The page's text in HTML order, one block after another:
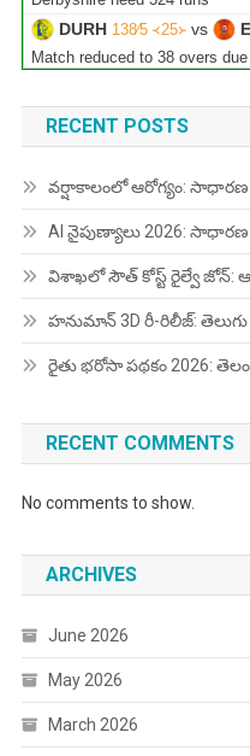
DURH 138∕5 ᚜25᚛vs
Match reduced to 38 overs
Warwickshire opt to bowl
GLOU 29∕1 ᚜6᚛vs
RECENT POSTS
వర్షాకాలంలో ఆరోగ్యం: సాధారణ
AI నైపుణ్యాలు 2026:
విశాఖలో సౌత్ కోస్ట్ రైల్వే జోన్:
హనుమాన్ 3D రీ-రిలీజ్:
రైతు భరోసా పథకం 2026:
RECENT COMMENTS
No comments to show.
ARCHIVES
June 2026
May 2026
March 2026